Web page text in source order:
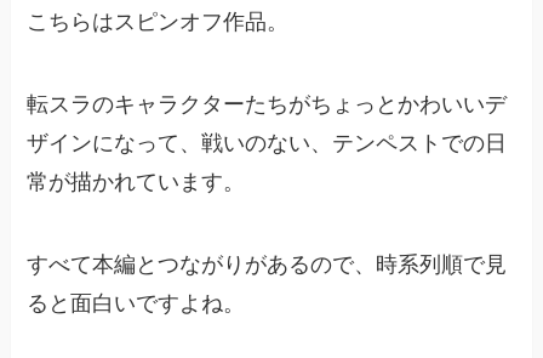
こちらはスピンオフ作品。
転スラのキャラクターたちがちょっとかわいいデ
ザインになって、戦いのない、テンペストでの日
常が描かれています。
すべて本編とつながりがあるので、時系列順で見
ると面白いですよね。